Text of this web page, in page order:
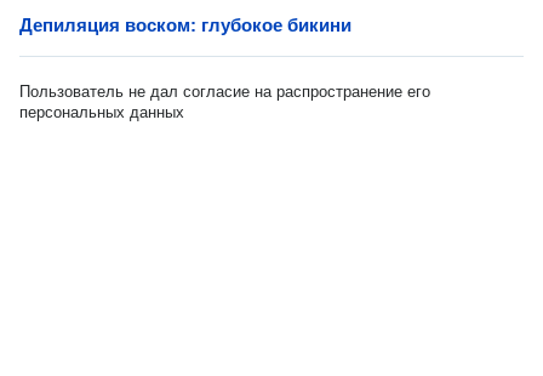
Депиляция воском: глубокое бикини
Пользователь не дал согласие на распространение его
персональных данных